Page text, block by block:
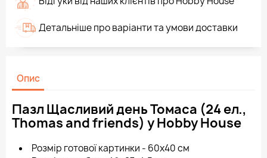
Детальніше про варіанти та умови доставки
Опис
Пазл Щасливий день Томаса (24 ел.,
Thomas and friends) у Hobby House
Розмір готової картинки - 60х40 см